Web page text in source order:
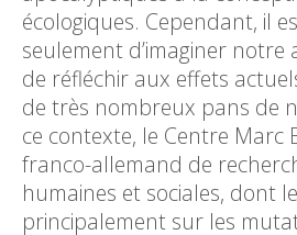
écologiques. Cependant, il
seulement d’imaginer notre
de réfléchir aux effets
de très nombreux pans de
ce contexte, le Centre Marc
franco-allemand de
humaines et sociales, dont
principalement sur les